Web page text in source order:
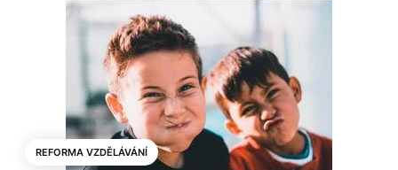
REFORMA VZDĚLÁVÁNÍ